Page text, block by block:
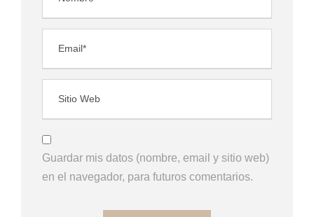
Guardar mis datos (nombre, email y sitio web)
en el navegador, para futuros comentarios.